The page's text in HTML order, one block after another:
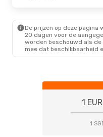
De prijzen op deze pagina
20 dagen voor de
worden beschouwd als
mee dat beschikbaarheid
1
1